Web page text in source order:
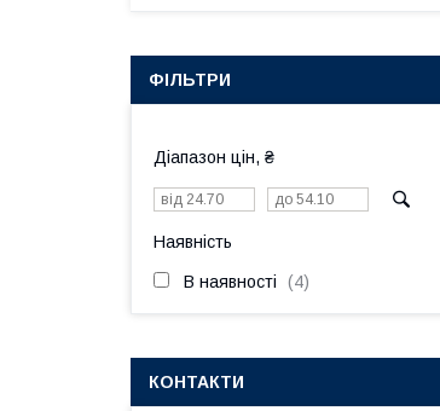
ФІЛЬТРИ
Діапазон цін, ₴
Наявність
В наявності 4
КОНТАКТИ